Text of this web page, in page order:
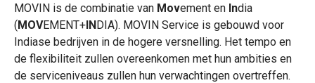
MOVIN is de combinatie van Movement en India
(MOVEMENT+INDIA). MOVIN Service is gebouwd voor
Indiase bedrijven in de hogere versnelling. Het tempo en
de flexibiliteit zullen overeenkomen met hun ambities en
de serviceniveaus zullen hun verwachtingen overtreffen.